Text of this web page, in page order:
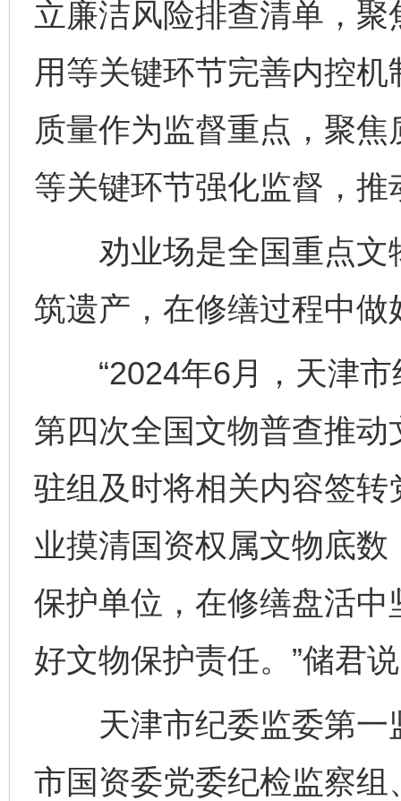
立廉洁风险排查清单，
用等关键环节完善内控
质量作为监督重点，聚
等关键环节强化监督，
劝业场是全国重点文
筑遗产，在修缮过程中
“2024年6月，天津市
第四次全国文物普查推
驻组及时将相关内容签
业摸清国资权属文物底
保护单位，在修缮盘活
好文物保护责任。”储君
天津市纪委监委第一
市国资委党委纪检监察